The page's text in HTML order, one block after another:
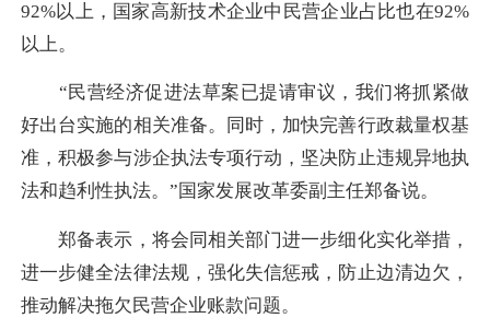
92%以上，国家高新技术企业中民营企业占比也在92%
以上。
“民营经济促进法草案已提请审议，我们将抓紧做
好出台实施的相关准备。同时，加快完善行政裁量权基
准，积极参与涉企执法专项行动，坚决防止违规异地执
法和趋利性执法。”国家发展改革委副主任郑备说。
郑备表示，将会同相关部门进一步细化实化举措，
进一步健全法律法规，强化失信惩戒，防止边清边欠，
推动解决拖欠民营企业账款问题。